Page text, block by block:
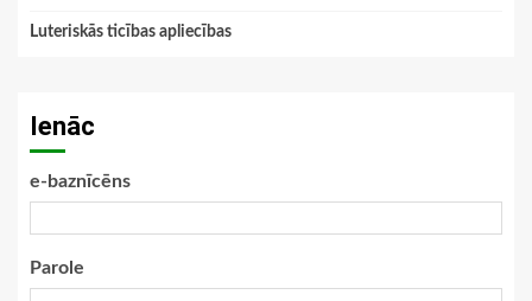
Luteriskās ticības apliecības
Ienāc
e-baznīcēns
Parole